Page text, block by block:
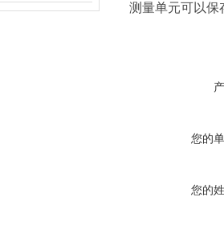
测量单元可以保
您的
您的